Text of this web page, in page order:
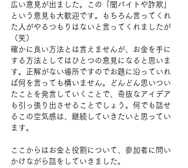
広い意見が出ました。この「闇バイトや詐欺」
という意見も大歓迎です。もちろん言ってくれ
た人がやるつもりはないと言ってくれましたが
（笑）
確かに良い方法とは言えませんが、お金を手に
する方法としてはひとつの意見になると思いま
す。正解がない場所ですのでお題に沿っていれ
ば何を言っても構いません。どんどん思いつい
たことを発言していくことで、奇抜なアイデア
も引っ張り出させることでしょう。何でも話せ
るこの空気感は、継続していきたいと思ってい
ます。
ここからはお金と役割について、参加者に問い
かけながら話をしていきました。